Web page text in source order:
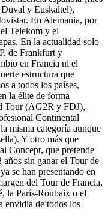
y Euskaltel),
En Alemania, por
Telekom y el
En la actualidad solo
de Frankfurt y
en Francia ni el
estructura que
a todos los países,
la élite de forma
Tour (AG2R y FDJ),
Continental
misma categoría aunque
Y otro más que
Concept, que pretende
sin ganar el Tour de
se han presentando en
del Tour de Francia,
la París-Roubaix o el
envidia de todos los